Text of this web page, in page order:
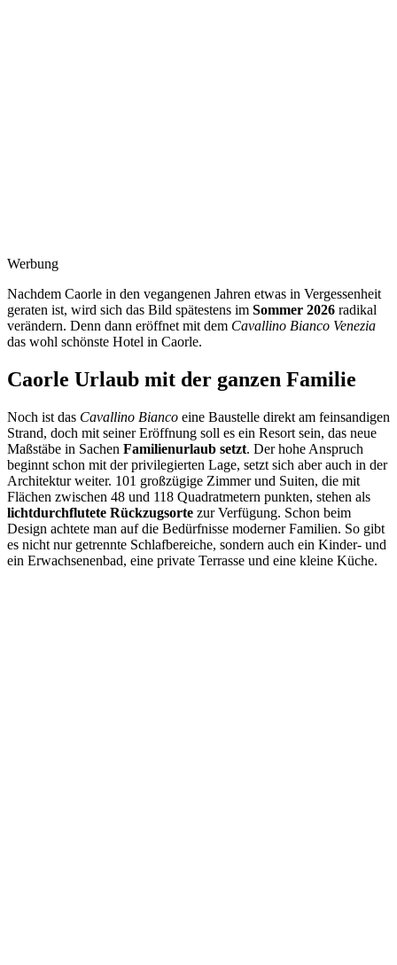
Werbung
Nachdem Caorle in den vegangenen Jahren etwas in Vergessenheit
geraten ist, wird sich das Bild spätestens im Sommer 2026 radikal
verändern. Denn dann eröffnet mit dem Cavallino Bianco Venezia
das wohl schönste Hotel in Caorle.
Caorle Urlaub mit der ganzen Familie
Noch ist das Cavallino Bianco eine Baustelle direkt am feinsandigen
Strand, doch mit seiner Eröffnung soll es ein Resort sein, das neue
Maßstäbe in Sachen Familienurlaub setzt. Der hohe Anspruch
beginnt schon mit der privilegierten Lage, setzt sich aber auch in der
Architektur weiter. 101 großzügige Zimmer und Suiten, die mit
Flächen zwischen 48 und 118 Quadratmetern punkten, stehen als
lichtdurchflutete Rückzugsorte zur Verfügung. Schon beim
Design achtete man auf die Bedürfnisse moderner Familien. So gibt
es nicht nur getrennte Schlafbereiche, sondern auch ein Kinder- und
ein Erwachsenenbad, eine private Terrasse und eine kleine Küche.